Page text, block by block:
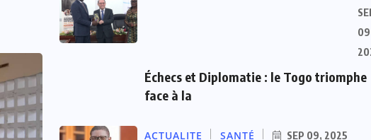
Échecs et Diplomatie : le Togo triomphe
face à la
ACTUALITE SANTÉ SEP 09, 2025